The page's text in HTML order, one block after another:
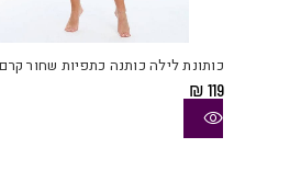
כותונת לילה כותנה כתפיות שחור קרם
₪ 119
מספר
סוגים.
ניתן